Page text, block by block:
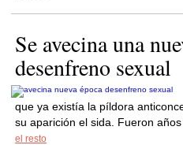
Se avecina una
desenfreno sexual
que ya existía la píldora
su aparición el sida. Fueron
el resto